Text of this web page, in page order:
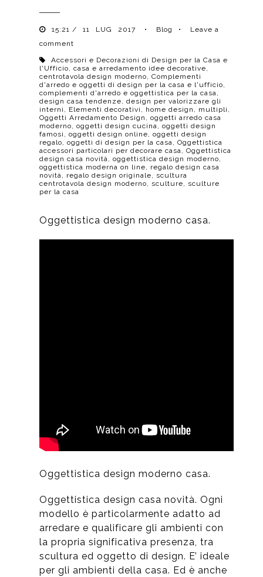
15:21 / 11 LUG 2017 • Blog •
Leave a
comment
Accessori e Decorazioni di Design per la Casa e
l'Ufficio,casa e arredamento idee decorative,
centrotavola design moderno,Complementi
d'arredo e oggetti di design per la casa e l'ufficio,
complementi d'arredo e oggettistica per la casa,
design casa tendenze,design per valorizzare gli
interni , Elementi decorativi , home design , multipli ,
Oggetti Arredamento Design ,oggetti arredo casa
moderno,oggetti design cucina,oggetti design
famosi ,oggetti design online,oggetti design
regalo,oggetti di design per la casa,Oggettistica
accessori particolari per decorare casa,Oggettistica
design casa novità,oggettistica design moderno,
oggettistica moderna on line, regalo design casa
novità, regalo design originale, scultura
centrotavola design moderno, sculture, sculture
per la casa
Oggettistica design moderno casa.
Oggettistica design moderno casa.
Oggettistica design casa novità. Ogni
modello è particolarmente adatto ad
arredare e qualificare gli ambienti con
la propria significativa presenza, tra
scultura ed oggetto di design. E’ ideale
per gli ambienti della casa. Ed è anche